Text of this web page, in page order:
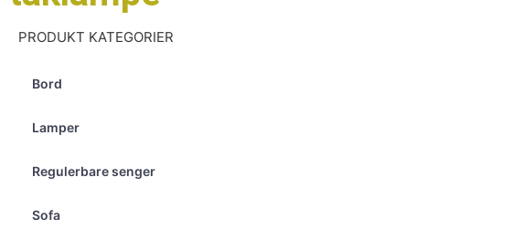
PRODUKT KATEGORIER
Bord
Lamper
Regulerbare senger
Sofa